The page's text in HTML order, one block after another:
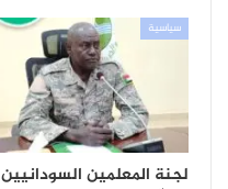
سياسية
لجنة المعلمين السودانيين